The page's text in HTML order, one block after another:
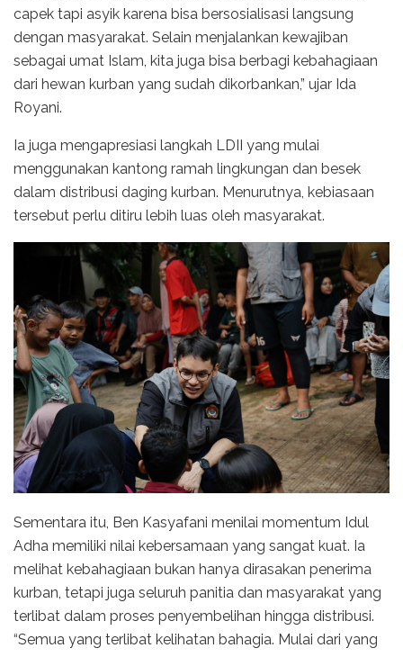
capek tapi asyik karena bisa bersosialisasi langsung
dengan masyarakat. Selain menjalankan kewajiban
sebagai umat Islam, kita juga bisa berbagi kebahagiaan
dari hewan kurban yang sudah dikorbankan,” ujar Ida
Royani.
Ia juga mengapresiasi langkah LDII yang mulai
menggunakan kantong ramah lingkungan dan besek
dalam distribusi daging kurban. Menurutnya, kebiasaan
tersebut perlu ditiru lebih luas oleh masyarakat.
Sementara itu, Ben Kasyafani menilai momentum Idul
Adha memiliki nilai kebersamaan yang sangat kuat. Ia
melihat kebahagiaan bukan hanya dirasakan penerima
kurban, tetapi juga seluruh panitia dan masyarakat yang
terlibat dalam proses penyembelihan hingga distribusi.
“Semua yang terlibat kelihatan bahagia. Mulai dari yang